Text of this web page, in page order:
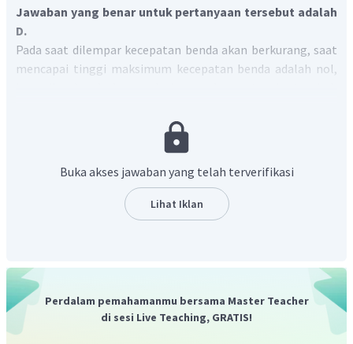
Jawaban yang benar untuk pertanyaan tersebut adalah
D.
Pada saat dilempar kecepatan benda akan berkurang, saat
mencapai tinggi maksimum kecepatan benda adalah nol,
Dengan demikian, grafik yang sesuai adalah grafik
Buka akses jawaban yang telah terverifikasi
Lihat Iklan
Perdalam pemahamanmu bersama Master Teacher
di sesi Live Teaching, GRATIS!